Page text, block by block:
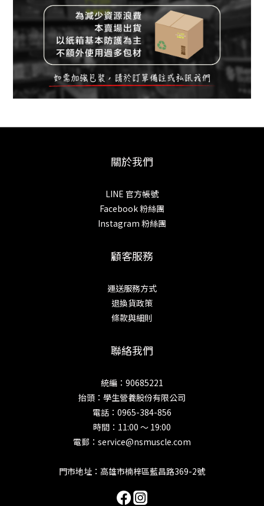
關於我們
LINE 官方帳號
Facebook 粉絲團
Instagram 粉絲團
顧客服務
運送服務方式
退換貨政策
條款與細則
聯絡我們
統編：90685221
抬頭：學生營養股份有限公司
電話：0965-384-856
時間：11:00 ～ 19:00
電郵：service@nsmuscle.com
門市地址：高雄市楠梓區藍昌路369-2號